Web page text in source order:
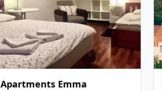
Apartments Emma